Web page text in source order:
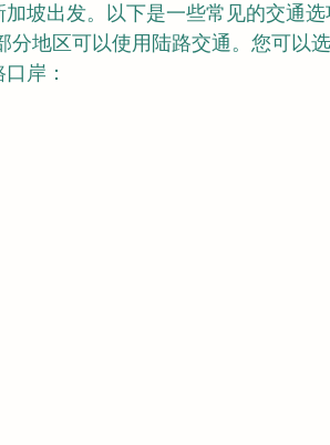
坡出发。以下是一些常见的交通选
分地区可以使用陆路交通。您可以
岸：